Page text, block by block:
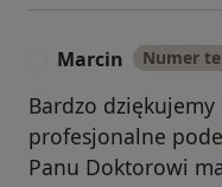
Marcin Numer
Bardzo
profesjonalne
Panu Doktorowi